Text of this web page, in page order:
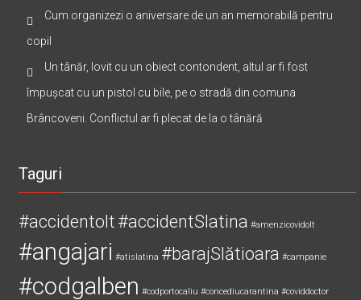
Cum organizezi o aniversare de un an memorabilă pentru
copil
Un tânăr, lovit cu un obiect contondent, altul ar fi fost
împușcat cu un pistol cu bile, pe o stradă din comuna
Brâncoveni. Conflictul ar fi plecat de la o tânără
Taguri
#accidentolt #accidentSlatina #amenzicovidolt
#angajari #atislatina #barajSlătioara #campanie
#codgalben #codportocaliu #concediucarantina #coviddoctor